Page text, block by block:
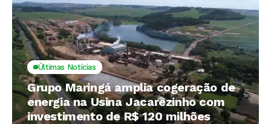
Últimas Notícias
Grupo Maringá amplia cogeração de
energia na Usina Jacarezinho com
investimento de R$ 120 milhões